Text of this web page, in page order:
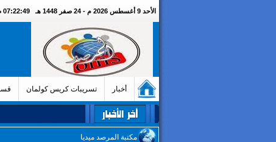
الأحد 9 أغسطس 2026 م - 24 صفر 1448 هـ 07:22:50 صباحا
أخبار تسريبات كريس كولمان
مكتبة المرصد ميديا